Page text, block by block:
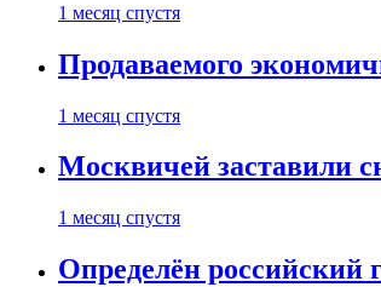
1 месяц спустя
Продаваемого
1 месяц спустя
Москвичей заставили
1 месяц спустя
Определён российский